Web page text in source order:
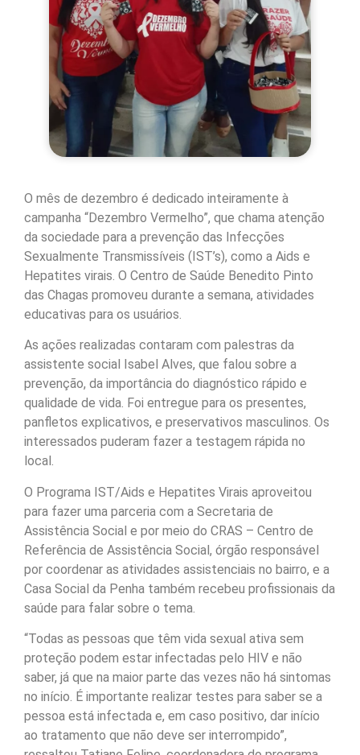
O mês de dezembro é dedicado inteiramente à
campanha “Dezembro Vermelho”, que chama atenção
da sociedade para a prevenção das Infecções
Sexualmente Transmissíveis (IST’s), como a Aids e
Hepatites virais. O Centro de Saúde Benedito Pinto
das Chagas promoveu durante a semana, atividades
educativas para os usuários.
As ações realizadas contaram com palestras da
assistente social Isabel Alves, que falou sobre a
prevenção, da importância do diagnóstico rápido e
qualidade de vida. Foi entregue para os presentes,
panfletos explicativos, e preservativos masculinos. Os
interessados puderam fazer a testagem rápida no
local.
O Programa IST/Aids e Hepatites Virais aproveitou
para fazer uma parceria com a Secretaria de
Assistência Social e por meio do CRAS – Centro de
Referência de Assistência Social, órgão responsável
por coordenar as atividades assistenciais no bairro, e a
Casa Social da Penha também recebeu profissionais da
saúde para falar sobre o tema.
“Todas as pessoas que têm vida sexual ativa sem
proteção podem estar infectadas pelo HIV e não
saber, já que na maior parte das vezes não há sintomas
no início. É importante realizar testes para saber se a
pessoa está infectada e, em caso positivo, dar início
ao tratamento que não deve ser interrompido”,